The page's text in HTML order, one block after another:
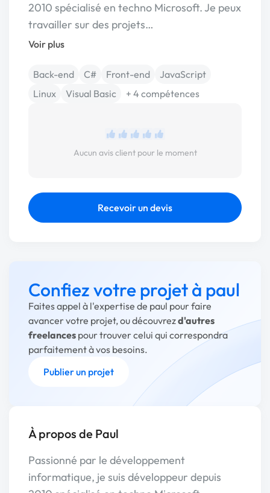
2010 spécialisé en techno Microsoft. Je peux
travailler sur des projets…
Voir plus
Back-end C# Front-end
JavaScript
Linux
Visual Basic + 4 compétences
Aucun avis client pour le moment
Recevoir un devis
Confiez votre projet à paul
Faites appel à l'expertise de paul pour faire
avancer votre projet, ou découvrezd'autres
freelances pour trouver celui qui correspondra
parfaitement à vos besoins.
Publier un projet
À propos de Paul
Passionné par le développement
informatique, je suis développeur depuis